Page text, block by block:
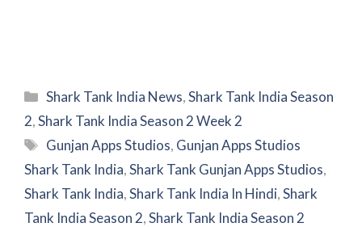
Categories
Shark Tank India News,Shark Tank India Season
2,Shark Tank India Season 2 Week 2
Tags
Gunjan Apps Studios, Gunjan Apps Studios
Shark Tank India,Shark Tank Gunjan Apps Studios,
Shark Tank India,Shark Tank India In Hindi,Shark
Tank India Season 2,Shark Tank India Season 2